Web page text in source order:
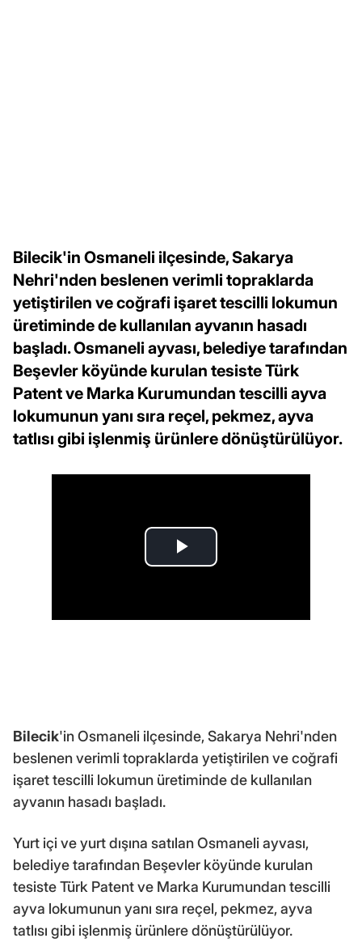
Bilecik'in Osmaneli ilçesinde, Sakarya
Nehri'nden beslenen verimli topraklarda
yetiştirilen ve coğrafi işaret tescilli lokumun
üretiminde de kullanılan ayvanın hasadı
başladı. Osmaneli ayvası, belediye tarafından
Beşevler köyünde kurulan tesiste Türk
Patent ve Marka Kurumundan tescilli ayva
lokumunun yanı sıra reçel, pekmez, ayva
tatlısı gibi işlenmiş ürünlere dönüştürülüyor.
Bilecik'in Osmaneli ilçesinde, Sakarya Nehri'nden
beslenen verimli topraklarda yetiştirilen ve coğrafi
işaret tescilli lokumun üretiminde de kullanılan
ayvanın hasadı başladı.
Yurt içi ve yurt dışına satılan Osmaneli ayvası,
belediye tarafından Beşevler köyünde kurulan
tesiste Türk Patent ve Marka Kurumundan tescilli
ayva lokumunun yanı sıra reçel, pekmez, ayva
tatlısı gibi işlenmiş ürünlere dönüştürülüyor.